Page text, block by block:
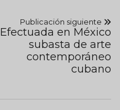
Publicación siguiente
Efectuada en México
subasta de arte
contemporáneo
cubano